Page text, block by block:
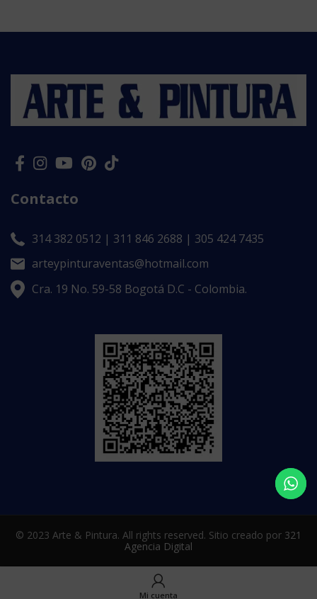
Contacto
314 382 0512 | 311 846 2688 | 305 424 7435
arteypinturaventas@hotmail.com
Cra. 19 No. 59-58 Bogotá D.C - Colombia.
© 2023 Arte & Pintura. All rights reserved. Sitio creado por 321
Agencia Digital
Mi cuenta